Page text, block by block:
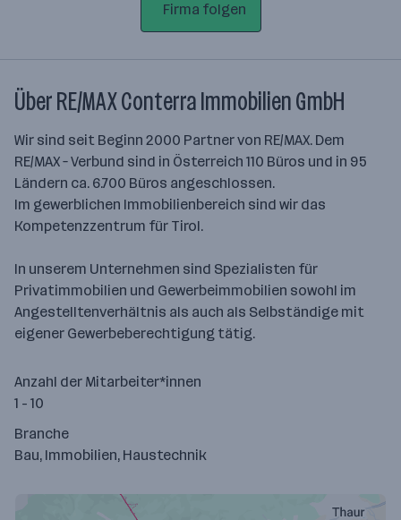
Firma folgen
Über RE/MAX Conterra Immobilien GmbH
Wir sind seit Beginn 2000 Partner von RE/MAX. Dem
RE/MAX – Verbund sind in Österreich 110 Büros und in 95
Ländern ca. 6.700 Büros angeschlossen.
Im gewerblichen Immobilienbereich sind wir das
Kompetenzzentrum für Tirol.
In unserem Unternehmen sind Spezialisten für
Privatimmobilien und Gewerbe­immobilien sowohl im
Angestelltenverhältnis als auch als Selbständige mit
eigener Gewerbeberechtigung tätig.
Anzahl der Mitarbeiter*innen
1 - 10
Branche
Bau, Immobilien, Haustechnik